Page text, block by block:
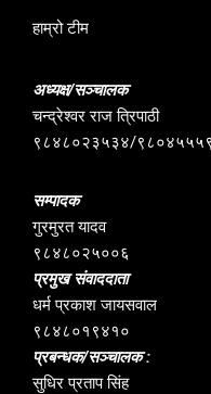
हाम्रो टीम
अध्यक्ष/सञ्चालक
चन्द्रेश्वर राज त्रिपाठी
९८४८०२३५३४/
सम्पादक
गुरमुरत यादव
९८४८०२५००६
प्रमुख संवाददाता
धर्म प्रकाश जायसवाल
९८४८०१९४१०
प्रबन्धक/सञ्चालक :
सुधिर प्रताप सिंह